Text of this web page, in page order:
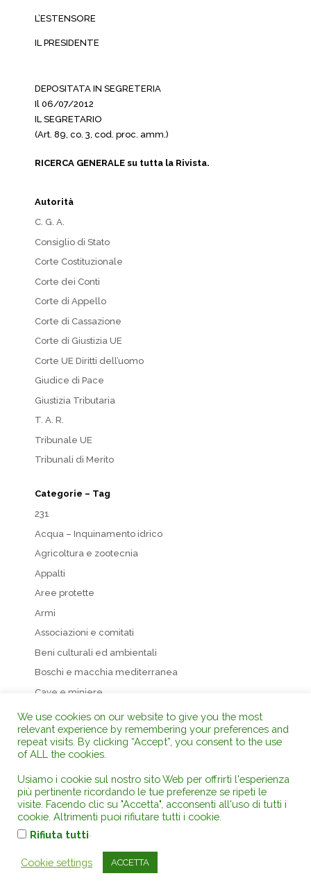
L’ESTENSORE
IL PRESIDENTE
DEPOSITATA IN SEGRETERIA
Il 06/07/2012
IL SEGRETARIO
(Art. 89, co. 3, cod. proc. amm.)
RICERCA GENERALE su tutta la Rivista.
Autorità
C. G. A.
Consiglio di Stato
Corte Costituzionale
Corte dei Conti
Corte di Appello
Corte di Cassazione
Corte di Giustizia UE
Corte UE Diritti dell’uomo
Giudice di Pace
Giustizia Tributaria
T. A. R.
Tribunale UE
Tribunali di Merito
Categorie – Tag
231
Acqua – Inquinamento idrico
Agricoltura e zootecnia
Appalti
Aree protette
Armi
Associazioni e comitati
Beni culturali ed ambientali
Boschi e macchia mediterranea
Cave e miniere
Danno ambientale
Danno erariale
Diritto agrario
Diritto del lavoro
Diritto dell’energia
Diritto demaniale
Diritto processuale amministrativo
Diritto processuale civile
We use cookies on our website to give you the most
relevant experience by remembering your preferences and
repeat visits. By clicking “Accept”, you consent to the use
of ALL the cookies.
Usiamo i cookie sul nostro sito Web per offrirti l'esperienza
più pertinente ricordando le tue preferenze se ripeti le
visite. Facendo clic su "Accetta", acconsenti all'uso di tutti i
cookie. Altrimenti puoi rifiutare tutti i cookie.
Rifiuta tutti
Cookie settings ACCETTA